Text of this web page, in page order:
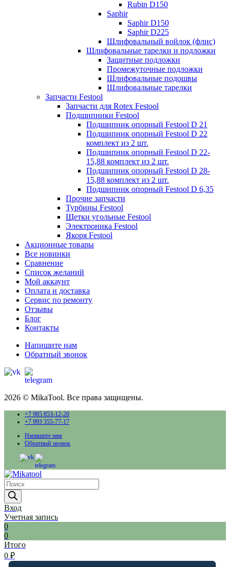
Rubin D150
Saphir
Saphir D150
Saphir D225
Шлифовальный войлок (флис)
Шлифовальные тарелки и подложки
Защитные подложки
Промежуточные подложки
Шлифовальные подошвы
Шлифовальные тарелки
Запчасти Festool
Запчасти для Rotex Festool
Подшипники Festool
Подшипник опорный Festool D 21
Подшипник опорный Festool D 22
комплект из 2 шт.
Подшипник опорный Festool D 22-
15,88 комплект из 2 шт.
Подшипник опорный Festool D 28-
15,88 комплект из 2 шт.
Подшипник опорный Festool D 6,35
Прочие запчасти
Турбины Festool
Щетки угольные Festool
Электроника Festool
Якоря Festool
Акционные товары
Все новинки
Сравнение
Список желаний
Мой аккаунт
Оплата и доставка
Сервис по ремонту
Отзывы
Блог
Контакты
Напишите нам
Обратный звонок
2026 © MikaTool. Все права защищены.
+7 985 853-12-20
+7 993 355-77-17
Напишите нам
Обратный звонок
Products
search
Вход
Учетная запись
0
0
Итого
0 ₽